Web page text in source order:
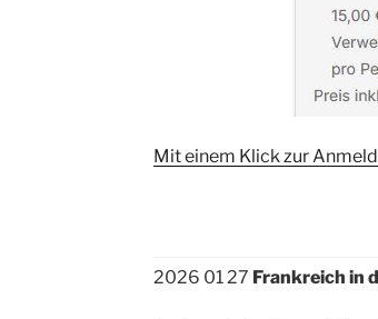
Mit einem Klick zur
2026 01 27 Frankreich in